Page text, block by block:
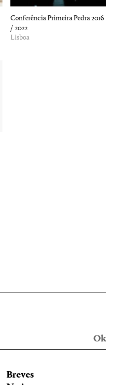
Conferência Primeira Pedra 2016
/ 2022
Lisboa
Breves